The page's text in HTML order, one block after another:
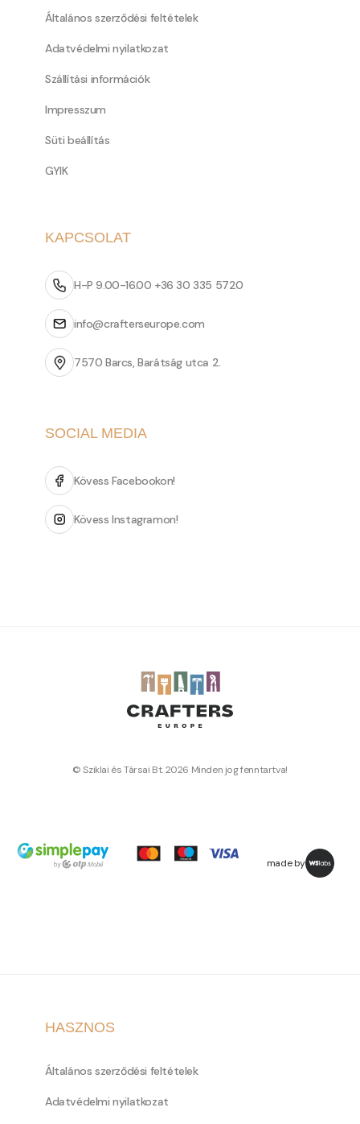
Általános szerződési feltételek
Adatvédelmi nyilatkozat
Szállítási információk
Impresszum
Süti beállítás
GYIK
KAPCSOLAT
H-P 9.00-16.00 +36 30 335 5720
info@crafterseurope.com
7570 Barcs, Barátság utca 2.
SOCIAL MEDIA
Kövess Facebookon!
Kövess Instagramon!
© Sziklai és Társai Bt. 2026 Minden jog fenntartva!
made by
HASZNOS
Általános szerződési feltételek
Adatvédelmi nyilatkozat